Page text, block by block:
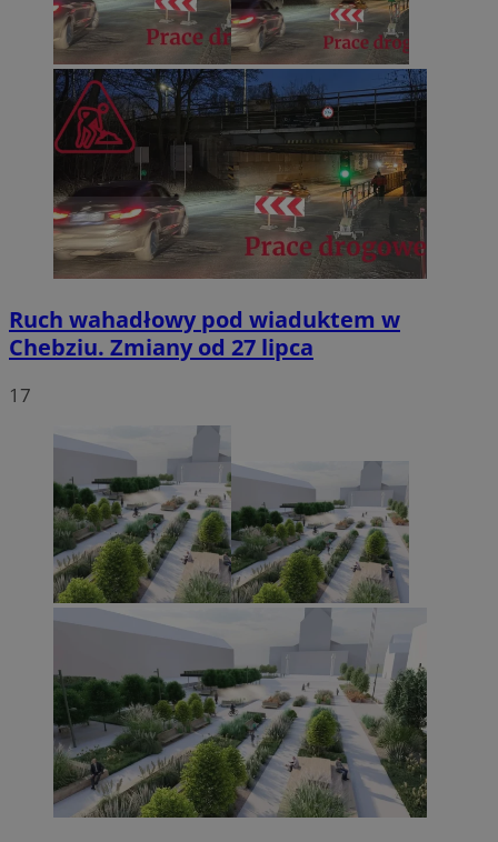
Ruch wahadłowy pod wiaduktem w
Chebziu. Zmiany od 27 lipca
17